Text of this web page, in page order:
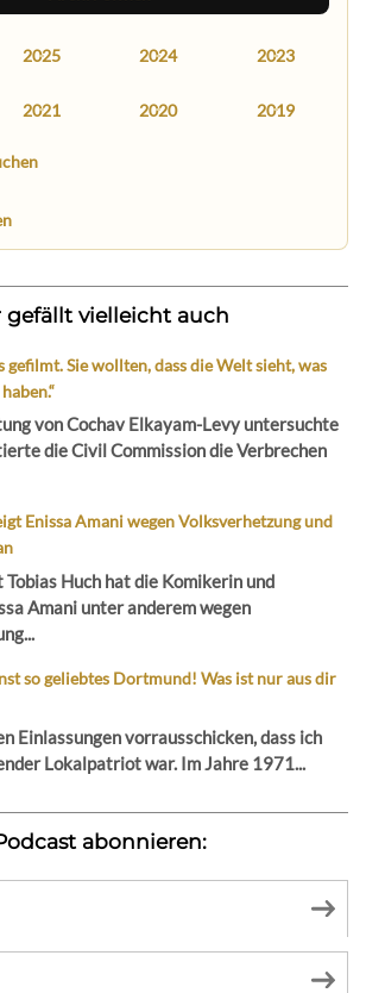
2025 2024 2023
2021 2020 2019
gefällt vielleicht auch
gefilmt. Sie wollten, dass die Welt sieht, was
von Cochav Elkayam-Levy untersuchte
die Civil Commission die Verbrechen
Enissa Amani wegen Volksverhetzung und
Huch hat die Komikerin und
Amani unter anderem wegen
so geliebtes Dortmund! Was ist nur aus dir
Einlassungen vorrausschicken, dass ich
Lokalpatriot war. Im Jahre 1971...
abonnieren: